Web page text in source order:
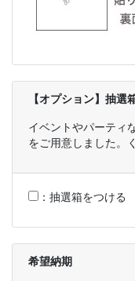
【オプション】抽選
イベントやパーティ
をご用意しました。
： 抽選箱をつける
希望納期